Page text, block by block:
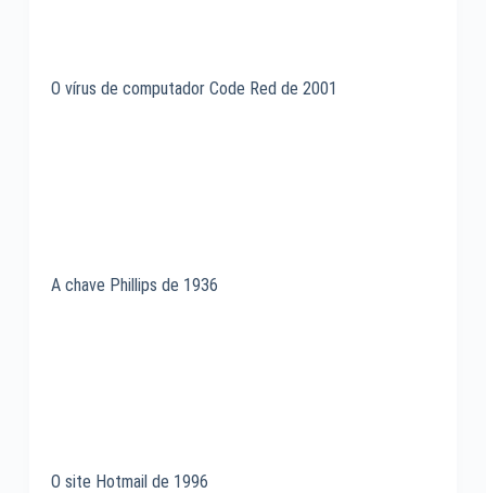
O vírus de computador Code Red de 2001
A chave Phillips de 1936
O site Hotmail de 1996